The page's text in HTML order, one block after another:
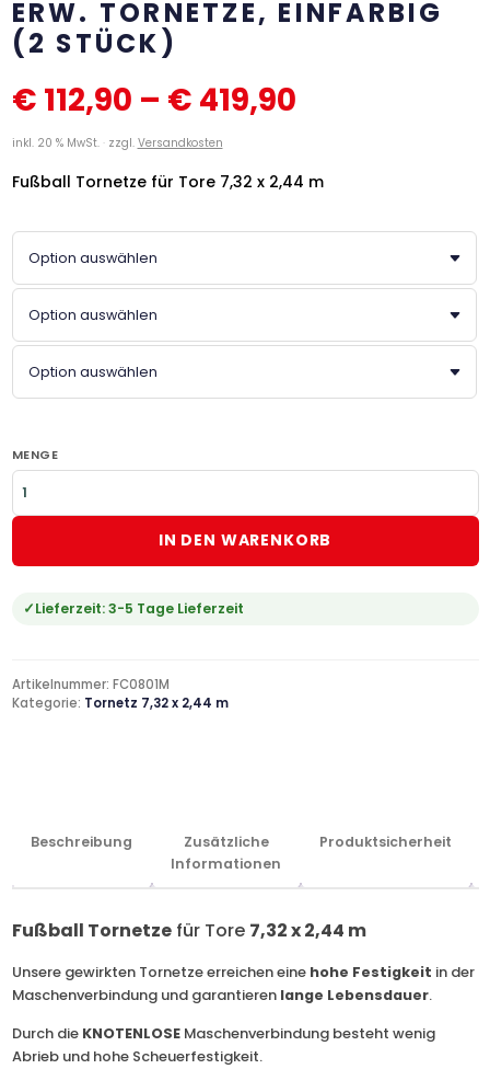
ERW. TORNETZE, EINFARBIG
(2 STÜCK)
€ 112,90 – € 419,90
inkl. 20 % MwSt. zzgl. Versandkosten
Fußball Tornetze für Tore 7,32 x 2,44 m
MENGE
IN DEN WARENKORB
Lieferzeit:3-5 Tage Lieferzeit
Artikelnummer: FC0801M
Kategorie: Tornetz 7,32 x 2,44 m
Beschreibung
Zusätzliche
Informationen
Produktsicherheit
Fußball Tornetzefür Tore 7,32 x 2,44 m
Unsere gewirkten Tornetze erreichen eine hohe Festigkeit in der
Maschenverbindung und garantieren lange Lebensdauer.
Durch die KNOTENLOSEMaschenverbindung besteht wenig
Abrieb und hohe Scheuerfestigkeit.